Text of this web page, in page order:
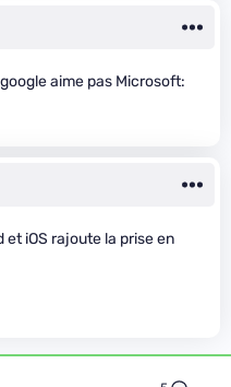
aime pas Microsoft:
et iOS rajoute la prise en